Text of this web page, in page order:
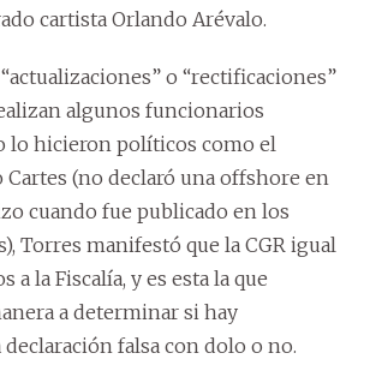
cartista Orlando Arévalo.
o “rectificaciones”
algunos funcionarios
lo hicieron políticos como el
(no declaró una offshore en
cuando fue publicado en los
Torres manifestó que la CGR igual
a la Fiscalía, y es esta la que
a determinar si hay
falsa con dolo o no.